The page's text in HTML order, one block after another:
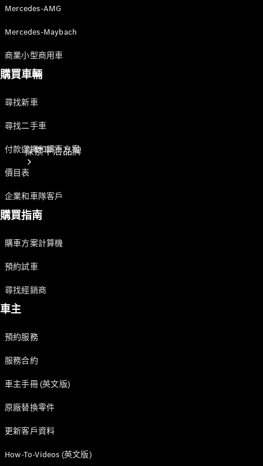
支援和聯絡
探索平治品牌
關於
Benz
關於我們
AMG
七座車及多
Mercedes-AMG
Mercedes-Maybach
商業小型商用車
購買車輛
尋找新車
尋找二手車
付款選擇和購車方案
價目表
企業和車隊客戶
購買指南
購車方案計算機
預約試車
尋找經銷商
車主
預約服務
服務合約
車主手冊 (英文版)
原廠替換零件
更新客戶資料
How-To-Videos (英文版)